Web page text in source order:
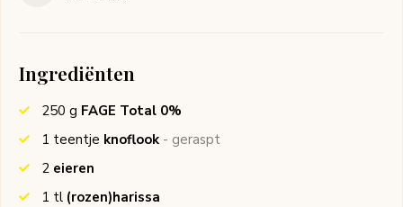
Ingrediënten
250 g FAGE Total 0%
1 teentje knoflook - geraspt
2 eieren
1 tl (rozen)harissa